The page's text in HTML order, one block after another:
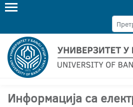
Информација са